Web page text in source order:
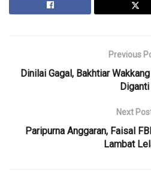
Previous
Dinilai Gagal, Bakhtiar
Diganti
Next
Paripurna Anggaran, Faisal
Lambat